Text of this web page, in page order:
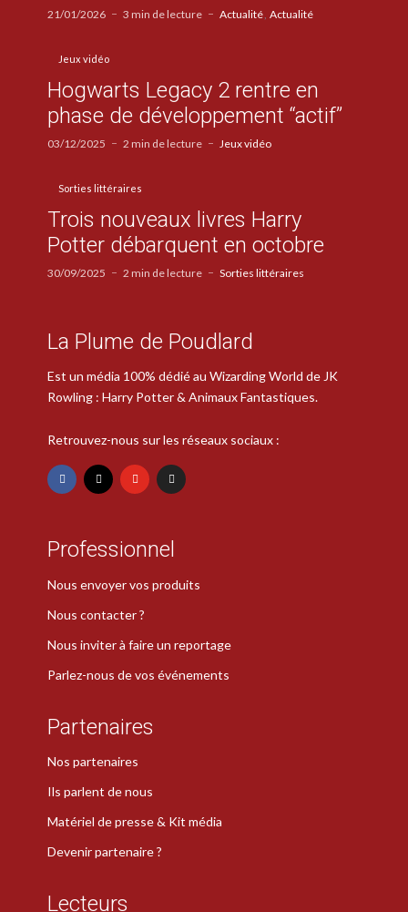
21/01/2026 3 min de lecture Actualité Actualité
Jeux vidéo
Hogwarts Legacy 2 rentre en
phase de développement “actif”
03/12/2025 2 min de lecture Jeux vidéo
Sorties littéraires
Trois nouveaux livres Harry
Potter débarquent en octobre
30/09/2025 2 min de lecture Sorties littéraires
La Plume de Poudlard
Est un média 100% dédié au Wizarding World de JK
Rowling : Harry Potter & Animaux Fantastiques.
Retrouvez-nous sur les réseaux sociaux :
Professionnel
Nous envoyer vos produits
Nous contacter ?
Nous inviter à faire un reportage
Parlez-nous de vos événements
Partenaires
Nos partenaires
Ils parlent de nous
Matériel de presse & Kit média
Devenir partenaire ?
Lecteurs